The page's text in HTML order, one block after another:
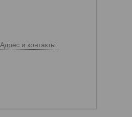
Адрес и контакты